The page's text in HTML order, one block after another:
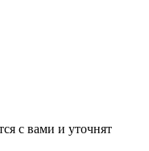
с вами и уточнят